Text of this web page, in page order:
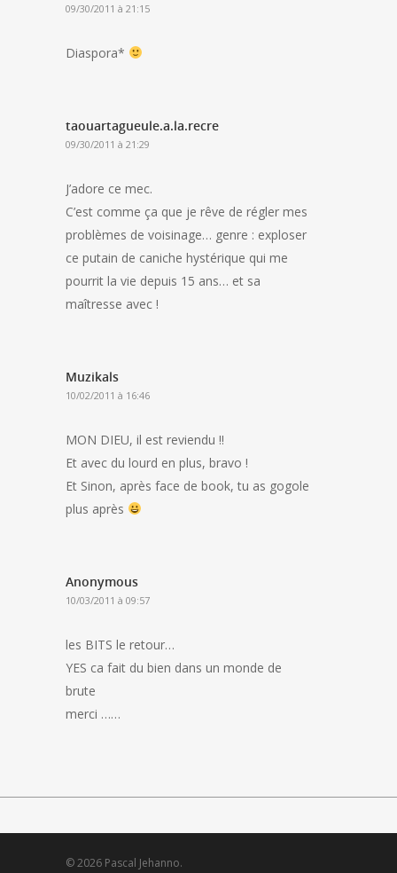
09/30/2011 à 21:15
Diaspora*
taouartagueule.a.la.recre
09/30/2011 à 21:29
J’adore ce mec.
C’est comme ça que je rêve de régler mes
problèmes de voisinage… genre : exploser
ce putain de caniche hystérique qui me
pourrit la vie depuis 15 ans… et sa
maîtresse avec !
Muzikals
10/02/2011 à 16:46
MON DIEU, il est reviendu !!
Et avec du lourd en plus, bravo !
Et Sinon, après face de book, tu as gogole
plus après
Anonymous
10/03/2011 à 09:57
les BITS le retour…
YES ca fait du bien dans un monde de
brute
merci ……
© 2026 Pascal Jehanno.